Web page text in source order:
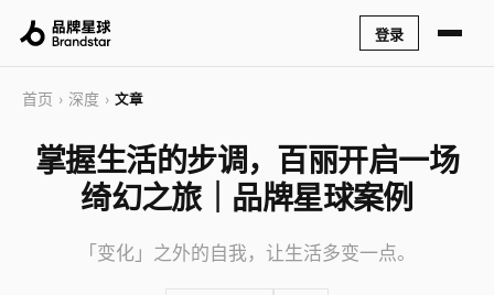
登录
首页 › 深度 › 文章
掌握生活的步调，百丽开启一场
绮幻之旅｜品牌星球案例
「变化」之外的自我，让生活多变一点。